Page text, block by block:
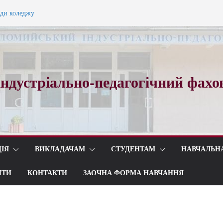
коледжу
вальсу…
педагогічний
ВИКЛАДАЧАМ СТУДЕНТАМ
КОНТАКТИ ЗАОЧНА ФОРМА НАВЧАННЯ